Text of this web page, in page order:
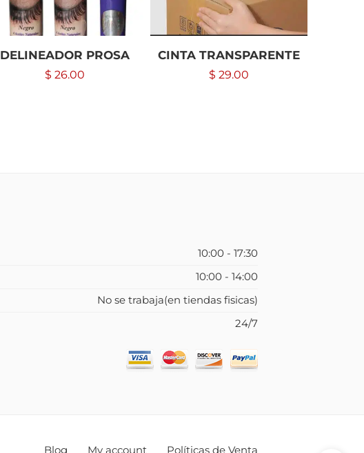
DELINEADOR PROSA
$ 26.00
CINTA TRANSPARENTE
$ 29.00
10:00 - 17:30
10:00 - 14:00
No se trabaja(en tiendas fisicas)
24/7
Blog My account Políticas de Venta